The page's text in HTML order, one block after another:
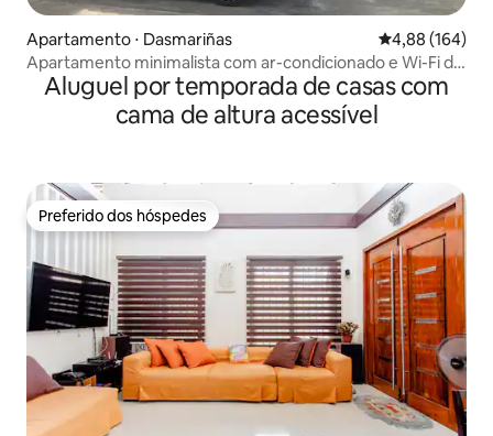
Apartamento ⋅ Dasmariñas 4,88 de uma
4,88 (164)
Apartamento minimalista com ar-condicionado e Wi-Fi de
50 Mbps
Aluguel por temporada de casas com
cama de altura acessível
Preferido dos hóspedes
Preferido dos hóspedes